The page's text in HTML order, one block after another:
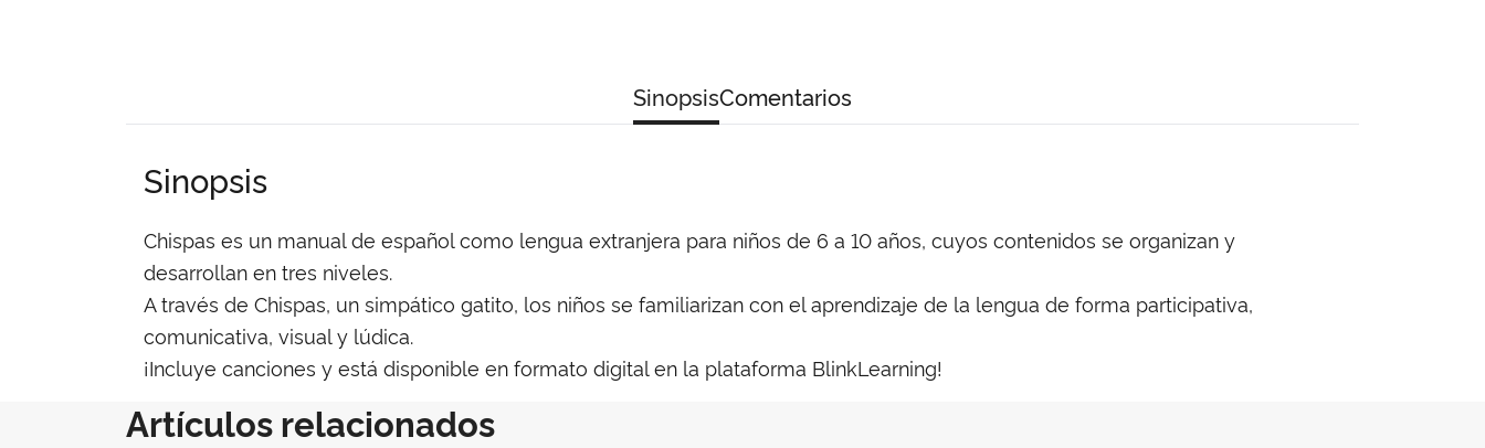
SinopsisComentarios
Sinopsis
Chispas es un manual de español como lengua extranjera para niños de 6 a 10 años, cuyos contenidos se organizan y
desarrollan en tres niveles.
A través de Chispas, un simpático gatito, los niños se familiarizan con el aprendizaje de la lengua de forma participativa,
comunicativa, visual y lúdica.
¡Incluye canciones y está disponible en formato digital en la plataforma BlinkLearning!
Artículos relacionados